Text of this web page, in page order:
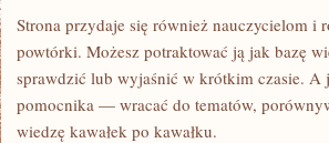
Strona przydaje się również nauczycielom i
powtórki. Możesz potraktować ją jak bazę
sprawdzić lub wyjaśnić w krótkim czasie. A
pomocnika — wracać do tematów,
wiedzę kawałek po kawałku.